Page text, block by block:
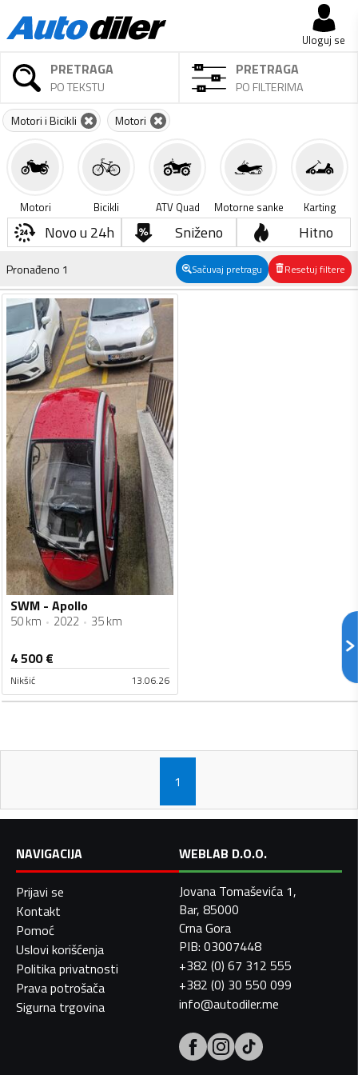
Uloguj se
PRETRAGA
PO TEKSTU
PRETRAGA
PO FILTERIMA
Motori i Bicikli Motori
Motori Bicikli ATV Quad Motorne sanke Karting
Novo u 24h Sniženo Hitno
Pronađeno 1 Sačuvaj pretragu Resetuj filtere
SWM - Apollo
50 km 2022 35 km
4 500€
Nikšić 13.06.26
1
NAVIGACIJA
Prijavi se
Kontakt
Pomoć
Uslovi korišćenja
Politika privatnosti
Prava potrošača
Sigurna trgovina
WEBLAB D.O.O.
Jovana Tomaševića 1,
Bar, 85000
Crna Gora
PIB: 03007448
+382 (0) 67 312 555
+382 (0) 30 550 099
info@autodiler.me